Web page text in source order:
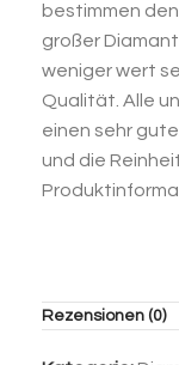
bestimmen
großer
weniger wert
Qualität. Alle
einen sehr
und die
Rezensionen (0)